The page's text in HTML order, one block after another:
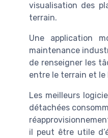
visualisation des
terrain.
Une application
maintenance
de renseigner les
entre le terrain et le
Les meilleurs
détachées
il peut être utile